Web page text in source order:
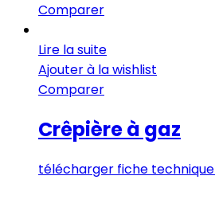
Comparer
Lire la suite
Ajouter à la wishlist
Comparer
Crêpière à gaz
télécharger fiche technique